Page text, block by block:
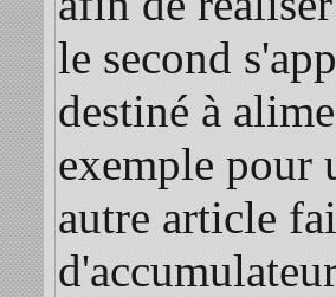
le second
destiné à
exemple pour
autre article